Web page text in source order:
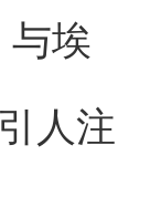
与埃
人注